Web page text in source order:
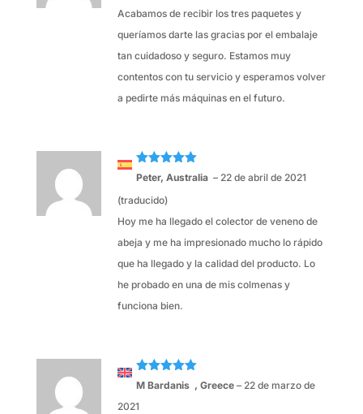
Acabamos de recibir los tres paquetes y
queríamos darte las gracias por el embalaje
tan cuidadoso y seguro. Estamos muy
contentos con tu servicio y esperamos volver
a pedirte más máquinas en el futuro.
Valorado
5
Peter, Australia – 22 de abril de 2021
(traducido)
Hoy me ha llegado el colector de veneno de
abeja y me ha impresionado mucho lo rápido
que ha llegado y la calidad del producto. Lo
he probado en una de mis colmenas y
funciona bien.
Valorado
M Bardanis , Greece – 22 de marzo de
2021